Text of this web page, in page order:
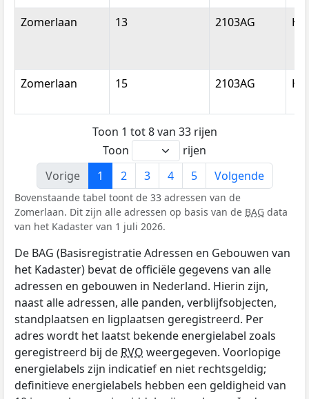
Zomerlaan 13 2103AG
Zomerlaan 15 2103AG
Toon 1 tot 8 van 33 rijen
Toon
rijen
Vorige
1 2 3 4 5 Volgende
Bovenstaande tabel toont de 33 adressen van de
Zomerlaan. Dit zijn alle adressen op basis van de BAG data
van het Kadaster van 1 juli 2026.
De BAG (Basisregistratie Adressen en Gebouwen van
het Kadaster) bevat de officiële gegevens van alle
adressen en gebouwen in Nederland. Hierin zijn,
naast alle adressen, alle panden, verblijfsobjecten,
standplaatsen en ligplaatsen geregistreerd. Per
adres wordt het laatst bekende energielabel zoals
geregistreerd bij de RVO weergegeven. Voorlopige
energielabels zijn indicatief en niet rechtsgeldig;
definitieve energielabels hebben een geldigheid van